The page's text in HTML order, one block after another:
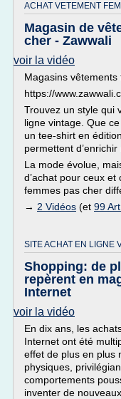
ACHAT VETEMENT
Magasin de
cher - Zawwali
voir la vidéo
Magasins
https://
Trouvez un style qui
ligne vintage. Que
un tee-shirt en
permettent
La mode évolue,
d’achat pour ceux
femmes pas cher
→ 2 Vidéos (et 99
SITE ACHAT EN LIGNE
Shopping: de
repèrent en
Internet
voir la vidéo
En dix ans, les
Internet ont été
effet de plus en plus
physiques,
comportements
inventer de